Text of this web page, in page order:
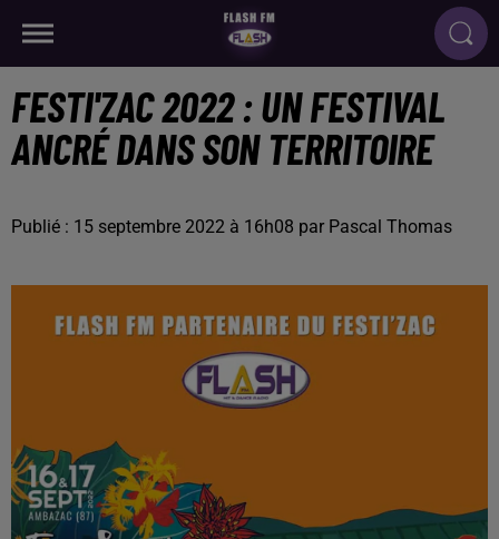
FESTI'ZAC 2022 : UN FESTIVAL
ANCRÉ DANS SON TERRITOIRE
Publié : 15 septembre 2022 à 16h08 par Pascal Thomas